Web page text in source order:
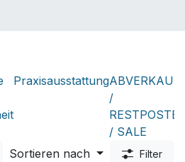
PraxisausstattungABVERKAUF
/
/ SALE
Sortieren nach
Filter